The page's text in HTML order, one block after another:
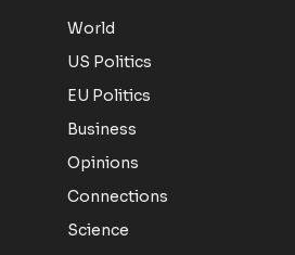
World
US Politics
EU Politics
Business
Opinions
Connections
Science